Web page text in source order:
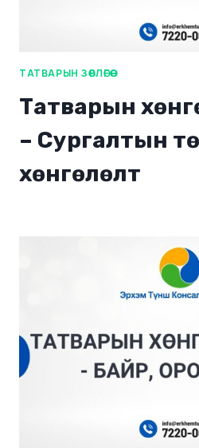
ТАТВАРЫН ЗӨВЛӨГӨӨ
Татварын
– Сургалтын
хөнгөлөлт